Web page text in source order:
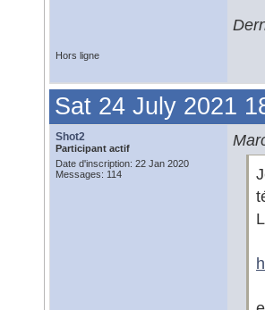
Hors ligne
Sat 24 July 2021
Shot2
Participant actif
Date d'inscription: 22 Jan 2020
Messages: 114